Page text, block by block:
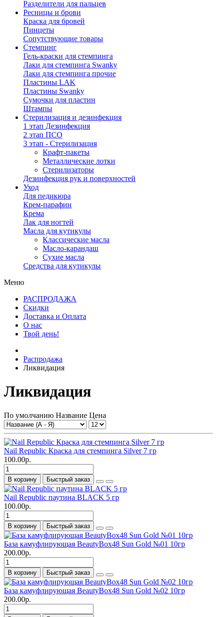
Разделители для пальцев
Ресницы и брови
Краска для бровей
Пинцеты
Сопутствующие товары
Стемпинг
Гель-краски для стемпинга
Лаки для стемпинга Swanky
Лаки для стемпинга прочие
Пластины LAK
Пластины Swanky
Сумочки для пластин
Штампы
Стерилизация и дезинфекция
1 этап Дезинфекция
2 этап ПСО
3 этап - Стерилизация
Крафт-пакеты
Металлические лотки
Стерилизаторы
Дезинфекция рук и поверхностей
Уход
Для педикюра
Крем-парафин
Крема
Лак для ногтей
Масла для кутикулы
Классические масла
Масло-карандаш
Сухие масла
Средства для кутикулы
Меню
РАСПРОДАЖА
Скидки
Доставка и Оплата
О нас
Твой день!
Распродажа
Ликвидация
Ликвидация
По умолчанию Название Цена
Nail Republic Краска для стемпинга Silver 7 гр
100.00р.
В корзину Быстрый заказ
Nail Republic паутина BLACK 5 гр
100.00р.
В корзину Быстрый заказ
База камуфлирующая BeautyBox48 Sun Gold №01 10гр
200.00р.
В корзину Быстрый заказ
База камуфлирующая BeautyBox48 Sun Gold №02 10гр
200.00р.